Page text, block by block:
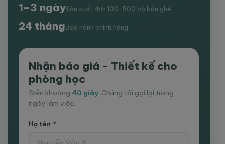
1–3 ngàySản xuất đơn 100–500 bộ bàn ghế
24 thángBảo hành chính hãng
Nhận báo giá - Thiết kế cho
phòng học
Điền khoảng 40 giây. Chúng tôi gọi lại trong
ngày làm việc.
Họ tên *